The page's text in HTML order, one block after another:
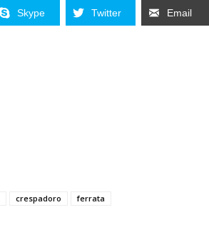
Skype Twitter Email
crespadoro
ferrata